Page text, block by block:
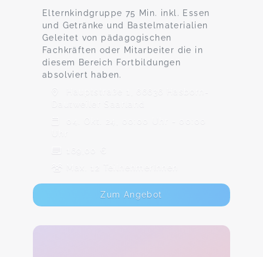
Elternkindgruppe 75 Min. inkl. Essen
und Getränke und Bastelmaterialien
Geleitet von pädagogischen
Fachkräften oder Mitarbeiter die in
diesem Bereich Fortbildungen
absolviert haben.
Hauptstraße 1, 66636 Hasborn-
Dautweiler Saarland
04. Okt. 24, 00:00 Uhr - 00:00
169,00 €
Max. 12 TeilnehmerInnen
Zum Angebot